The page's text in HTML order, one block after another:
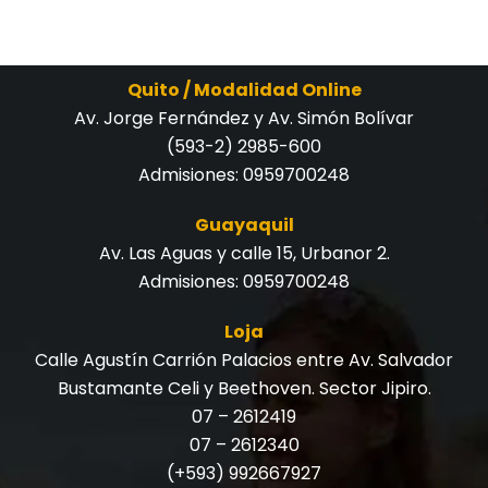
Quito / Modalidad Online
Av. Jorge Fernández y Av. Simón Bolívar
(593-2) 2985-600
Admisiones: 0959700248
Guayaquil
Av. Las Aguas y calle 15, Urbanor 2.
Admisiones: 0959700248
Loja
Calle Agustín Carrión Palacios entre Av. Salvador
Bustamante Celi y Beethoven. Sector Jipiro.
07 – 2612419
07 – 2612340
(+593) 992667927